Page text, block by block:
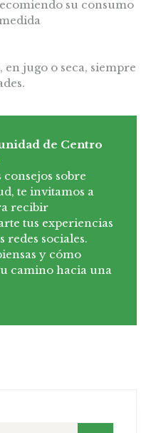
su consumo
jugo o seca, siempre
de Centro
sobre
te invitamos a
recibir
tus experiencias
redes sociales.
y cómo
camino hacia una